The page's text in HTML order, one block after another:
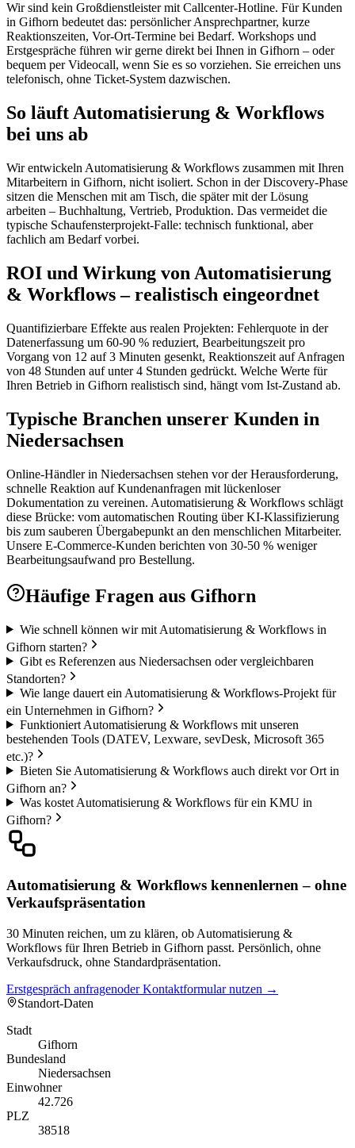
Wir sind kein Großdienstleister mit Callcenter-Hotline. Für Kunden
in Gifhorn bedeutet das: persönlicher Ansprechpartner, kurze
Reaktionszeiten, Vor-Ort-Termine bei Bedarf. Workshops und
Erstgespräche führen wir gerne direkt bei Ihnen in Gifhorn – oder
bequem per Videocall, wenn Sie es so vorziehen. Sie erreichen uns
telefonisch, ohne Ticket-System dazwischen.
So läuft Automatisierung & Workflows
bei uns ab
Wir entwickeln Automatisierung & Workflows zusammen mit Ihren
Mitarbeitern in Gifhorn, nicht isoliert. Schon in der Discovery-Phase
sitzen die Menschen mit am Tisch, die später mit der Lösung
arbeiten – Buchhaltung, Vertrieb, Produktion. Das vermeidet die
typische Schaufensterprojekt-Falle: technisch funktional, aber
fachlich am Bedarf vorbei.
ROI und Wirkung von Automatisierung
& Workflows – realistisch eingeordnet
Quantifizierbare Effekte aus realen Projekten: Fehlerquote in der
Datenerfassung um 60-90 % reduziert, Bearbeitungszeit pro
Vorgang von 12 auf 3 Minuten gesenkt, Reaktionszeit auf Anfragen
von 48 Stunden auf unter 4 Stunden gedrückt. Welche Werte für
Ihren Betrieb in Gifhorn realistisch sind, hängt vom Ist-Zustand ab.
Typische Branchen unserer Kunden in
Niedersachsen
Online-Händler in Niedersachsen stehen vor der Herausforderung,
schnelle Reaktion auf Kundenanfragen mit lückenloser
Dokumentation zu vereinen. Automatisierung & Workflows schlägt
diese Brücke: vom automatischen Routing über KI-Klassifizierung
bis zum sauberen Übergabepunkt an den menschlichen Mitarbeiter.
Unsere E-Commerce-Kunden berichten von 30-50 % weniger
Bearbeitungsaufwand pro Bestellung.
Häufige Fragen aus Gifhorn
Wie schnell können wir mit Automatisierung & Workflows in
Gifhorn starten?
Gibt es Referenzen aus Niedersachsen oder vergleichbaren
Standorten?
Wie lange dauert ein Automatisierung & Workflows-Projekt für
ein Unternehmen in Gifhorn?
Funktioniert Automatisierung & Workflows mit unseren
bestehenden Tools (DATEV, Lexware, sevDesk, Microsoft 365
etc.)?
Bieten Sie Automatisierung & Workflows auch direkt vor Ort in
Gifhorn an?
Was kostet Automatisierung & Workflows für ein KMU in
Gifhorn?
Automatisierung & Workflows kennenlernen – ohne
Verkaufspräsentation
30 Minuten reichen, um zu klären, ob Automatisierung &
Workflows für Ihren Betrieb in Gifhorn passt. Persönlich, ohne
Verkaufsdruck, ohne Standardpräsentation.
Erstgespräch anfragenoder Kontaktformular nutzen →
Standort-Daten
Stadt
Gifhorn
Bundesland
Niedersachsen
Einwohner
42.726
PLZ
38518